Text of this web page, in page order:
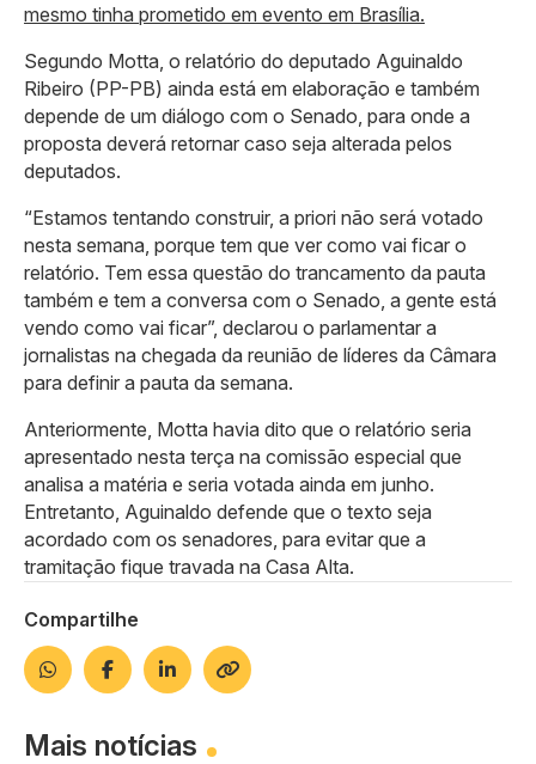
mesmo tinha prometido em evento em Brasília.
Segundo Motta, o relatório do deputado Aguinaldo
Ribeiro (PP-PB) ainda está em elaboração e também
depende de um diálogo com o Senado, para onde a
proposta deverá retornar caso seja alterada pelos
deputados.
“Estamos tentando construir, a priori não será votado
nesta semana, porque tem que ver como vai ficar o
relatório. Tem essa questão do trancamento da pauta
também e tem a conversa com o Senado, a gente está
vendo como vai ficar”, declarou o parlamentar a
jornalistas na chegada da reunião de líderes da Câmara
para definir a pauta da semana.
Anteriormente, Motta havia dito que o relatório seria
apresentado nesta terça na comissão especial que
analisa a matéria e seria votada ainda em junho.
Entretanto, Aguinaldo defende que o texto seja
acordado com os senadores, para evitar que a
tramitação fique travada na Casa Alta.
Compartilhe
Mais notícias